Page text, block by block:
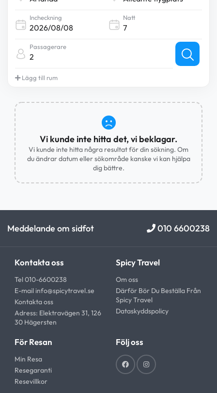
Incheckning Natt
Passagerare
2
Lägg till rum
Vi kunde inte hitta det, vi beklagar.
Vi kunde inte hitta några resultat för din sökning. Om
du ändrar datum eller sökområde kanske vi kan hjälpa
dig bättre.
Meddelande om sidfot 010 6600238
Kontakta oss
Tel 010-6600238
E-mail info@spicytravel.se
Kontakta oss
Adress: Elektravägen 31, 126
30 Hägersten
Spicy Travel
Om oss
Därför Bör Du Beställa Från
Spicy Travel
Dataskyddspolicy
För Resan
Min Resa
Resegaranti
Resevillkor
Följ oss